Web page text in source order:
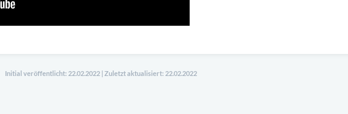
Initial veröffentlicht: 22.02.2022 | Zuletzt aktualisiert: 22.02.2022